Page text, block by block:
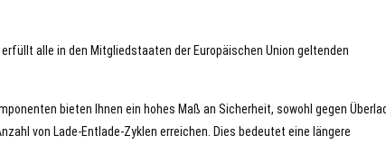
alle in den Mitgliedstaaten der Europäischen Union geltenden
bieten Ihnen ein hohes Maß an Sicherheit, sowohl gegen
von Lade-Entlade-Zyklen erreichen. Dies bedeutet eine längere